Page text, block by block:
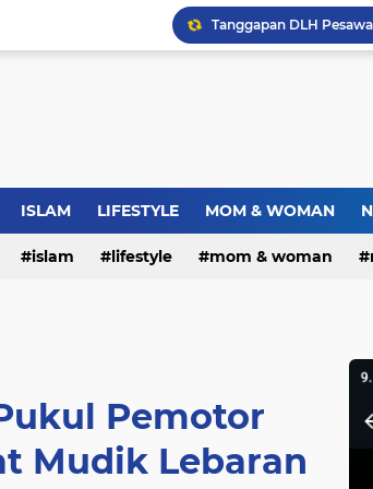
Warga RW.06 Wisma
ISLAM LIFESTYLE MOM & WOMAN
islam lifestyle mom & woman
Pemotor
Mudik Lebaran